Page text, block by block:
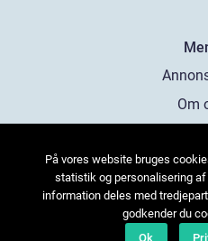
Om
På vores website bruges
statistik og personalisering af
information deles med
godkender du
Ok